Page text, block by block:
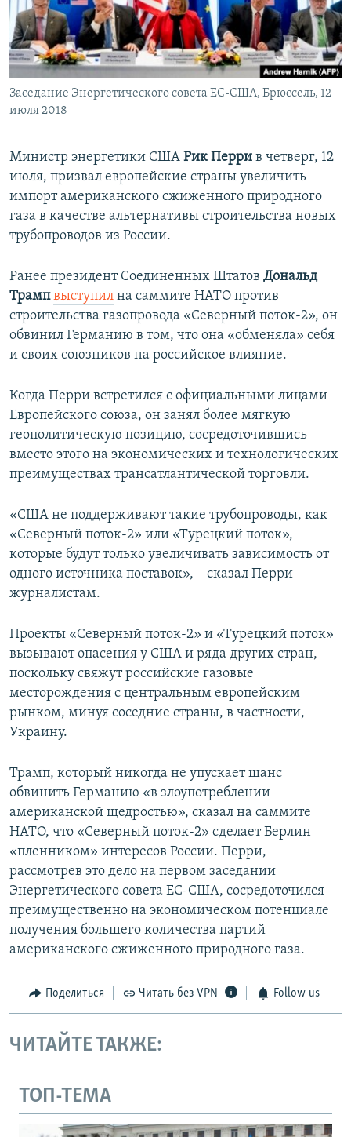
ПОБЕДИТЕЛЕЙ НЕ СУДЯТ?
КРЫМ.НЕПОКОРЕННЫЙ
ELIFBE
УКРАИНСКАЯ ПРОБЛЕМА КРЫМА
ПРИСОЕДИНЯЙТЕСЬ!
Заседание Энергетического совета ЕС-США, Брюссель, 12
июля 2018
Министр энергетики США Рик Перри в четверг, 12
июля, призвал европейские страны увеличить
импорт американского сжиженного природного
газа в качестве альтернативы строительства новых
трубопроводов из России.
Ранее президент Соединенных Штатов Дональд
Трамп выступил на саммите НАТО против
строительства газопровода «Северный поток-2», он
обвинил Германию в том, что она «обменяла» себя
и своих союзников на российское влияние.
Когда Перри встретился с официальными лицами
Европейского союза, он занял более мягкую
геополитическую позицию, сосредоточившись
вместо этого на экономических и технологических
преимуществах трансатлантической торговли.
«США не поддерживают такие трубопроводы, как
«Северный поток-2» или «Турецкий поток»,
которые будут только увеличивать зависимость от
одного источника поставок», – сказал Перри
журналистам.
Проекты «Северный поток-2» и «Турецкий поток»
вызывают опасения у США и ряда других стран,
поскольку свяжут российские газовые
месторождения с центральным европейским
рынком, минуя соседние страны, в частности,
Украину.
Трамп, который никогда не упускает шанс
обвинить Германию «в злоупотреблении
американской щедростью», сказал на саммите
НАТО, что «Северный поток-2» сделает Берлин
«пленником» интересов России. Перри,
рассмотрев это дело на первом заседании
Энергетического совета ЕС-США, сосредоточился
преимущественно на экономическом потенциале
получения большего количества партий
американского сжиженного природного газа.
Поделиться Читать без VPN Follow us
ЧИТАЙТЕ ТАКЖЕ:
ТОП-ТЕМА